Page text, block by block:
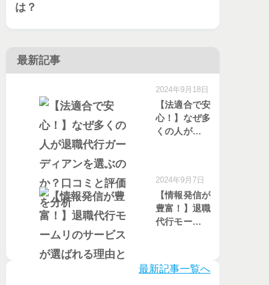
最新記事
【法適合で安
心！】なぜ多
くの人が退職
評価を分析
2024年9月18日
【情報発信が
豊富！】退職
代行モームリ
口コミを徹底
2024年9月7日
最新記事一覧へ